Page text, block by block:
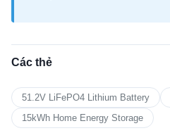
Các thẻ
51.2V LiFePO4 Lithium Battery
15kWh Home Energy Storage